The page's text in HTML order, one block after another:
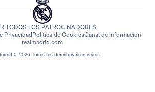
© 2026 Todos los derechos reservados
TODOS LOS PATROCINADORES
PrivacidadPolítica de CookiesCanal de información
realmadrid.com